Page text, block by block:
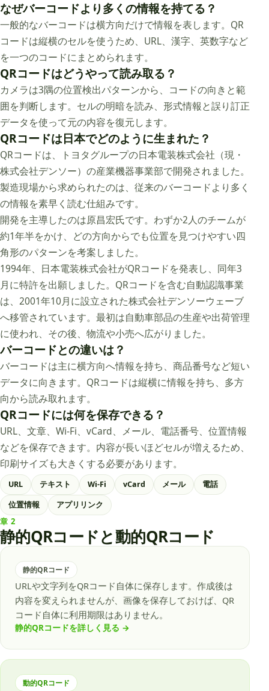
なぜバーコードより多くの情報を持てる？
一般的なバーコードは横方向だけで情報を表します。QR
コードは縦横のセルを使うため、URL、漢字、英数字など
を一つのコードにまとめられます。
QRコードはどうやって読み取る？
カメラは3隅の位置検出パターンから、コードの向きと範
囲を判断します。セルの明暗を読み、形式情報と誤り訂正
データを使って元の内容を復元します。
QRコードは日本でどのように生まれた？
QRコードは、トヨタグループの日本電装株式会社（現・
株式会社デンソー）の産業機器事業部で開発されました。
製造現場から求められたのは、従来のバーコードより多く
の情報を素早く読む仕組みです。
開発を主導したのは原昌宏氏です。わずか2人のチームが
約1年半をかけ、どの方向からでも位置を見つけやすい四
角形のパターンを考案しました。
1994年、日本電装株式会社がQRコードを発表し、同年3
月に特許を出願しました。QRコードを含む自動認識事業
は、2001年10月に設立された株式会社デンソーウェーブ
へ移管されています。最初は自動車部品の生産や出荷管理
に使われ、その後、物流や小売へ広がりました。
バーコードとの違いは？
バーコードは主に横方向へ情報を持ち、商品番号など短い
データに向きます。QRコードは縦横に情報を持ち、多方
向から読み取れます。
QRコードには何を保存できる？
URL、文章、Wi-Fi、vCard、メール、電話番号、位置情報
などを保存できます。内容が長いほどセルが増えるため、
印刷サイズも大きくする必要があります。
URL テキスト Wi-Fi vCard メール
電話
位置情報
アプリリンク
章 2
静的QRコードと動的QRコード
静的QRコード
URLや文字列をQRコード自体に保存します。作成後は
内容を変えられませんが、画像を保存しておけば、QR
コード自体に利用期限はありません。
静的QRコードを詳しく見る →
動的QRコード